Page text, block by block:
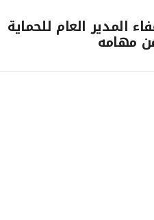
المدير العام للحماية
مهامه